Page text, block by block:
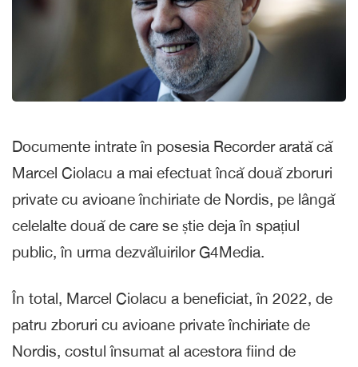
Documente intrate în posesia Recorder arată că
Marcel Ciolacu a mai efectuat încă două zboruri
private cu avioane închiriate de Nordis, pe lângă
celelalte două de care se știe deja în spațiul
public, în urma dezvăluirilor G4Media.
În total, Marcel Ciolacu a beneficiat, în 2022, de
patru zboruri cu avioane private închiriate de
Nordis, costul însumat al acestora fiind de